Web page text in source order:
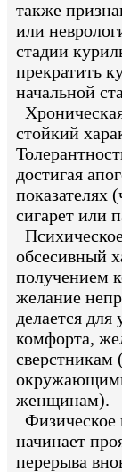
также
или
стадии
прекратить
начальной
стойкий
достигая
показателях
сигарет или
обсесивный
получением
желание
делается для
комфорта,
сверстникам
женщинам).
Физическое
начинает
перерыва